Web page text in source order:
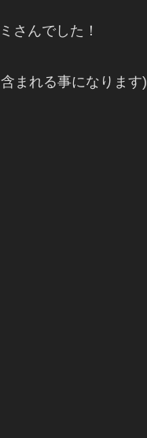
さんでした！
まれる事になります)